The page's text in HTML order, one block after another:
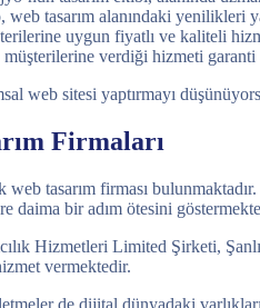
web tasarım alanındaki yenilikleri
uygun fiyatlı ve kaliteli
verdiği hizmeti garanti
web sitesi yaptırmayı
Firmaları
web tasarım firması
daima bir adım ötesini
Hizmetleri Limited Şirketi,
vermektedir.